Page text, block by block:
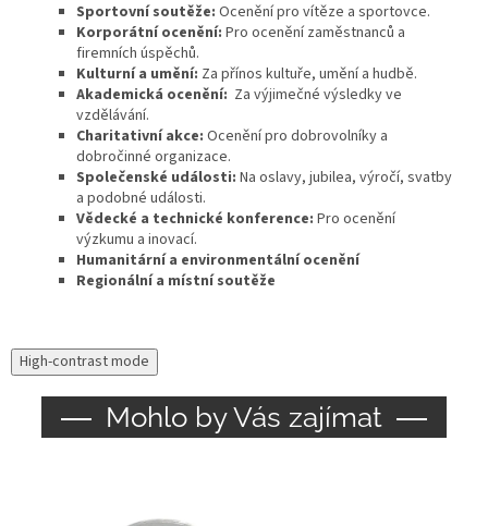
Sportovní soutěže: Ocenění pro vítěze a sportovce.
Korporátní ocenění: Pro ocenění zaměstnanců a
firemních úspěchů.
Kulturní a umění: Za přínos kultuře, umění a hudbě.
Akademická ocenění: Za výjimečné výsledky ve
vzdělávání.
Charitativní akce: Ocenění pro dobrovolníky a
dobročinné organizace.
Společenské události: Na oslavy, jubilea, výročí, svatby
a podobné události.
Vědecké a technické konference: Pro ocenění
výzkumu a inovací.
Humanitární a environmentální ocenění
Regionální a místní soutěže
High-contrast mode
Mohlo by Vás zajímat